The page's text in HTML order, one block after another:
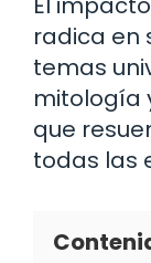
radica en
temas
mitología
que
todas las